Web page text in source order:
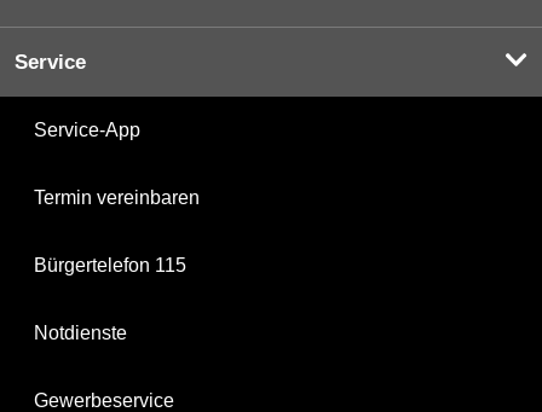
Service
Service-App
Termin vereinbaren
Bürgertelefon 115
Notdienste
Gewerbeservice